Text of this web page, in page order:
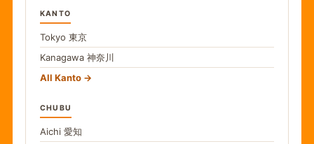
KANTO
Tokyo 東京
Kanagawa 神奈川
All Kanto
CHUBU
Aichi 愛知